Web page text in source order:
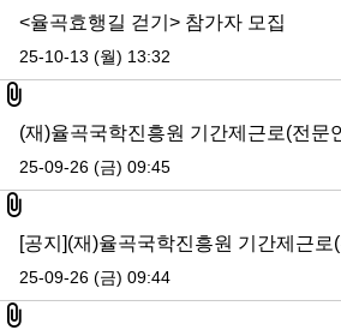
<율곡효행길 걷기> 참가자 모집
25-10-13 (월) 13:32
첨부파일
25-09-26 (금) 09:45
첨부파일
25-09-26 (금) 09:44
첨부파일